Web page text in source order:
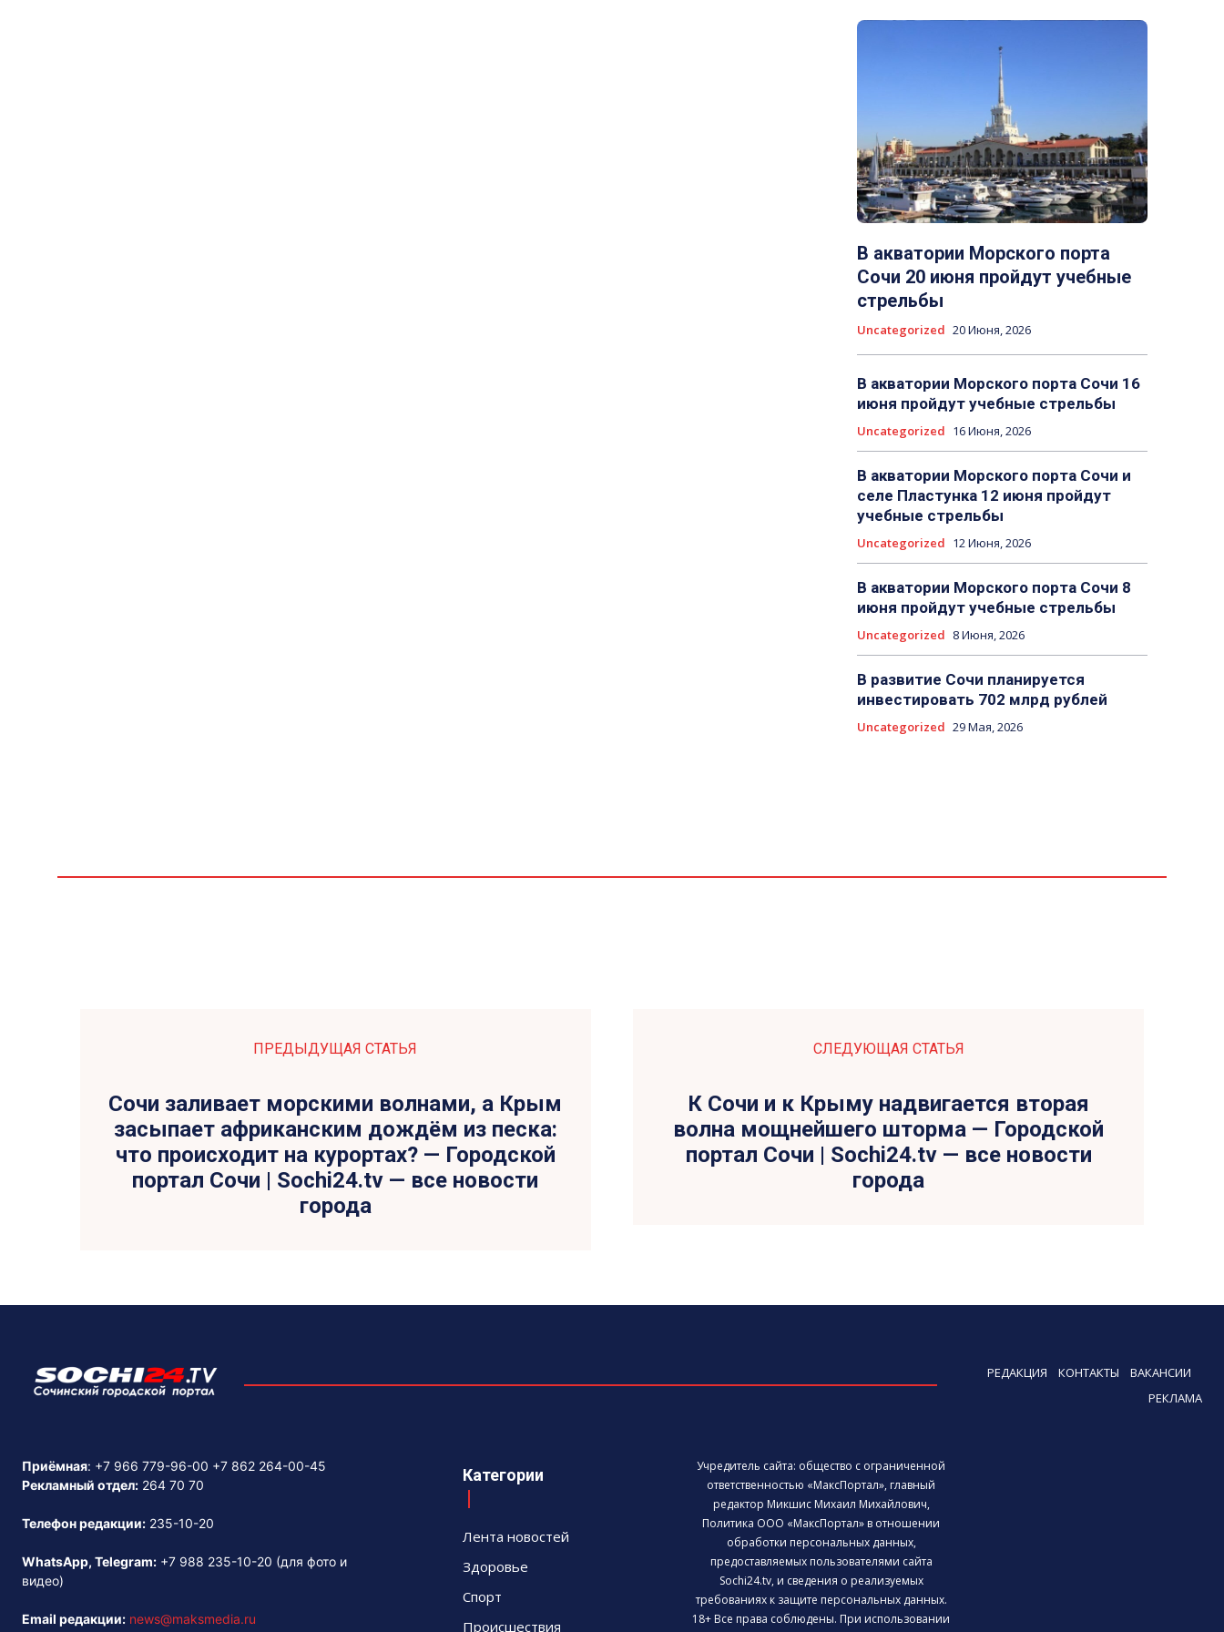
В акватории Морского порта
Сочи 20 июня пройдут учебные
стрельбы
Uncategorized 20 Июня, 2026
В акватории Морского порта Сочи 16
июня пройдут учебные стрельбы
Uncategorized 16 Июня, 2026
В акватории Морского порта Сочи и
селе Пластунка 12 июня пройдут
учебные стрельбы
Uncategorized 12 Июня, 2026
В акватории Морского порта Сочи 8
июня пройдут учебные стрельбы
Uncategorized 8 Июня, 2026
В развитие Сочи планируется
инвестировать 702 млрд рублей
Uncategorized 29 Мая, 2026
ПРЕДЫДУЩАЯ СТАТЬЯ
Сочи заливает морскими волнами, а Крым
засыпает африканским дождём из песка:
что происходит на курортах? — Городской
портал Сочи | Sochi24.tv — все новости
города
СЛЕДУЮЩАЯ СТАТЬЯ
К Сочи и к Крыму надвигается вторая
волна мощнейшего шторма — Городской
портал Сочи | Sochi24.tv — все новости
города
РЕДАКЦИЯ КОНТАКТЫ
ВАКАНСИИ
РЕКЛАМА
Приёмная: +7 966 779-96-00 +7 862 264-00-45
Рекламный отдел: 264 70 70
Телефон редакции: 235-10-20
WhatsApp, Telegram: +7 988 235-10-20 (для фото и
видео)
Email редакции: news@maksmedia.ru
Категории
Лента новостей
Здоровье
Спорт
Происшествия
Учредитель сайта: общество с ограниченной
ответственностью «МаксПортал», главный
редактор Микшис Михаил Михайлович,
Политика ООО «МаксПортал» в отношении
обработки персональных данных,
предоставляемых пользователями сайта
Sochi24.tv, и сведения о реализуемых
требованиях к защите персональных данных.
18+ Все права соблюдены. При использовании